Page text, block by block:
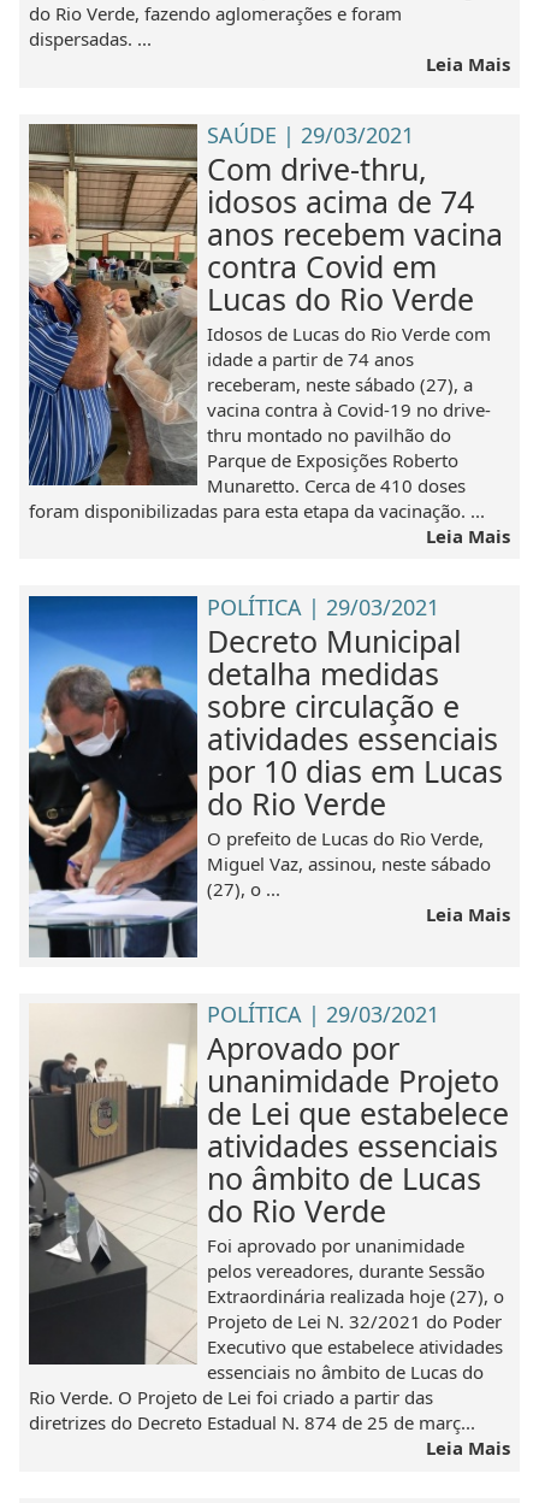
do Rio Verde, fazendo aglomerações e foram
dispersadas. ...
Leia Mais
SAÚDE | 29/03/2021
Com drive-thru,
idosos acima de 74
anos recebem vacina
contra Covid em
Lucas do Rio Verde
Idosos de Lucas do Rio Verde com
idade a partir de 74 anos
receberam, neste sábado (27), a
vacina contra à Covid-19 no drive-
thru montado no pavilhão do
Parque de Exposições Roberto
Munaretto. Cerca de 410 doses
foram disponibilizadas para esta etapa da vacinação. ...
Leia Mais
POLÍTICA | 29/03/2021
Decreto Municipal
detalha medidas
sobre circulação e
atividades essenciais
por 10 dias em Lucas
do Rio Verde
O prefeito de Lucas do Rio Verde,
Miguel Vaz, assinou, neste sábado
(27), o ...
Leia Mais
POLÍTICA | 29/03/2021
Aprovado por
unanimidade Projeto
de Lei que estabelece
atividades essenciais
no âmbito de Lucas
do Rio Verde
Foi aprovado por unanimidade
pelos vereadores, durante Sessão
Extraordinária realizada hoje (27), o
Projeto de Lei N. 32/2021 do Poder
Executivo que estabelece atividades
essenciais no âmbito de Lucas do
Rio Verde. O Projeto de Lei foi criado a partir das
diretrizes do Decreto Estadual N. 874 de 25 de març...
Leia Mais